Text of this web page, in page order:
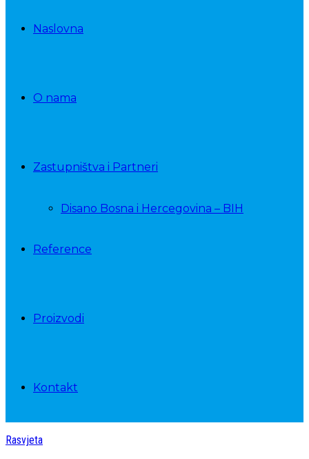
Naslovna
O nama
Zastupništva i Partneri
Disano Bosna i Hercegovina – BIH
Reference
Proizvodi
Kontakt
Rasvjeta